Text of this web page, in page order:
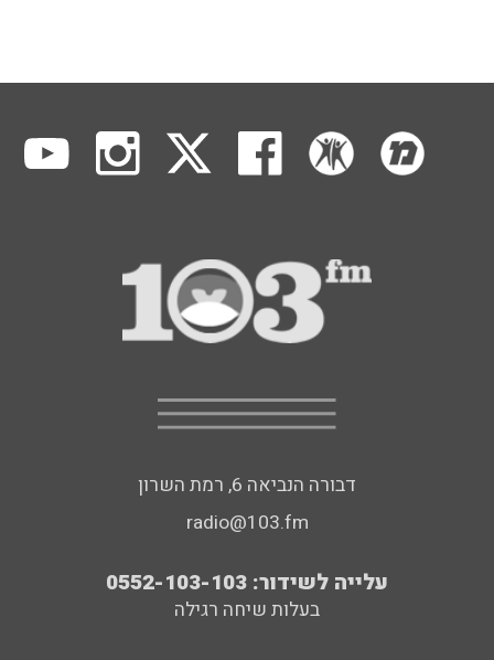
דבורה הנביאה 6, רמת השרון
radio@103.fm
עלייה לשידור: 0552-103-103
בעלות שיחה רגילה